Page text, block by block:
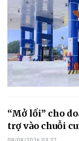
“Mở lối” cho
trợ vào chuỗi